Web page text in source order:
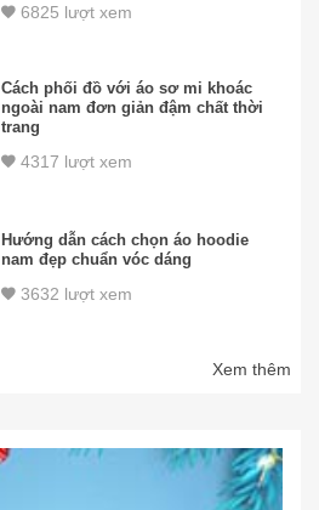
6825 lượt xem
Cách phối đồ với áo sơ mi khoác
ngoài nam đơn giản đậm chất thời
trang
4317 lượt xem
Hướng dẫn cách chọn áo hoodie
nam đẹp chuẩn vóc dáng
3632 lượt xem
Xem thêm